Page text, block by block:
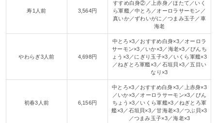
寿1人前 3,564円
すすめ白身②／上赤身／ほたて／いく
ら軍艦／中とろ／オーロラサーモン／
真いか／ずわいがに／つまみ玉子／車
海老
やわらぎ3人前 4,698円
中とろ×3／おすすめ白身×3／オーロラ
サーモン×3／いか×3／海老×3／びんち
ょう×3／にぎり玉子×3／いくら軍艦×3
／ねぎとろ軍艦×3／石垣貝×3／五目い
なり×3
初春3人前 6,156円
中とろ×3／おすすめ白身×3／上赤身×3
／いか×3／オーロラサーモン×3／びん
ちょう×3／いくら軍艦×3／ねぎとろ軍
艦×3／石垣貝×3／甘海老×3／つぶ貝×3
／つまみ玉子×3／海老×3